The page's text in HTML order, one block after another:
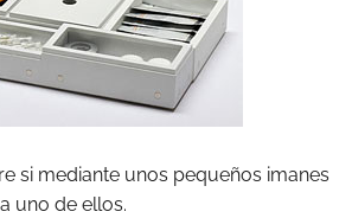
si mediante unos pequeños imanes
uno de ellos.